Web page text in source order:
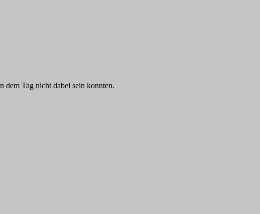
dem Tag nicht dabei sein konnten.